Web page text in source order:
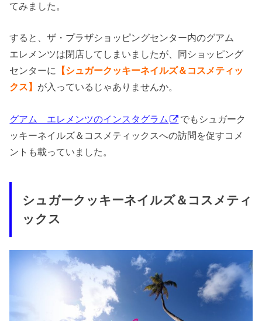
てみました。
すると、ザ・プラザショッピングセンター内のグアム
エレメンツは閉店してしまいましたが、同ショッピング
センターに
【シュガークッキーネイルズ＆コスメティッ
クス】 が入っているじゃありませんか。
グアム エレメンツのインスタグラム
でもシュガーク
ッキーネイルズ＆コスメティックスへの訪問を促すコメ
ントも載っていました。
シュガークッキーネイルズ＆コスメティ
ックス